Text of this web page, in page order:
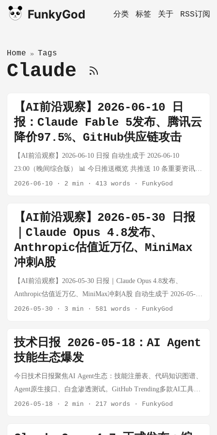
FunkyGod 分类 标签 关于 RSS订阅
Home » Tags
Claude
【AI前沿观察】2026-06-10 日
报：Claude Fable 5发布、腾讯云
降价97.5%、GitHub供应链攻击
【AI前沿观察】2026-06-10 日报 自动生成于 2026-06-10
23:00（晚间综合版） 📊 今日推送概览 共推送 10 条重要资讯，
涵盖 AI 大模型、云计算定价战、供应链安全、具身智能政策及
向"长周期任务承接能力"。 🔵 AI 领域 Anthropic 发布 Claude
Fable 5：迄今最强大通用模型，定价 $60/M 事实：Anthropic 发
布 Claude Fable 5 和 Mythos 5 两款模型。Fable 5 是 Anthropic
迄今最强大的通用模型现已开放 API，定价为每百万输入 token
Claude Opus 4.8 的 $75/M total 和 GPT-5.5 的 $70/M total。
Mythos 5 性能更强但仅向 Project Glasswing 网络安全合作伙伴
及经审批的生物学研究人员开放。Fable 5 在内部红队测试中经
Fable 5 的出现标志着前沿模型竞争进入"谁能承担更长、更复杂
任务"的新阶段，而非单纯"谁回答得更好"。Stripe 将数月工程
压缩到数天、在 5000 万行 Ruby 代码库中一天完成迁移，这些
案例说明 AI 编程的竞争焦点已从"补全速度"转向"工程任务承
接能力"。值得注意的是，Anthropic 通过安全分类器做能力分流
——涉及网络安全、生物化学的请求自动 fallback 到 Opus 4.8
5.5 和 Opus 4.8，形成价格压制态势。 OpenAI 秘密提交 IPO 申
2026-06-10 · 2 min · 413 words · FunkyGod
【AI前沿观察】2026-05-30 日报
｜Claude Opus 4.8发布、
Anthropic估值近万亿、MiniMax
冲刺A股
【AI前沿观察】2026-05-30 日报｜Claude Opus 4.8发布、
Anthropic估值近万亿、MiniMax冲刺A股 自动生成于 2026-05-30
23:00 📊 今日推送概览 共推送 18 条 AI 领域重要资讯，覆盖大
美元 H 轮融资，双料重磅。 🔵 AI 领域 Anthropic 发布 Claude
Opus 4.8：Fast Mode 降价 3 倍，并行子代理，接近 Mythos 对齐
事实：Anthropic 发布旗舰模型 Opus 4.8。Fast Mode 速度提升
2.5 倍，成本降低 3 倍至 $10/$50 per M tokens。SWE-bench Pro
2026-05-30 · 3 min · 581 words · FunkyGod
技术日报 2026-05-18：AI Agent
技能生态爆发
今日技术日报聚焦AI Agent生态：技能注册表、代码知识图谱、
Agent原生接口、白盒渗透测试。GitHub Trending多款AI工具集
中爆发。
2026-05-18 · 2 min · 217 words · FunkyGod